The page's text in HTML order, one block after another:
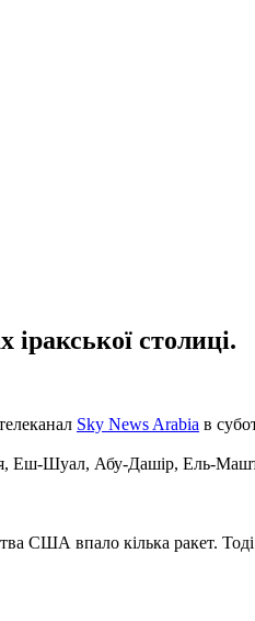
столиці.
Sky News Arabia в
Еш-Шуал, Абу-Дашір, Ель-
США впало кілька ракет.